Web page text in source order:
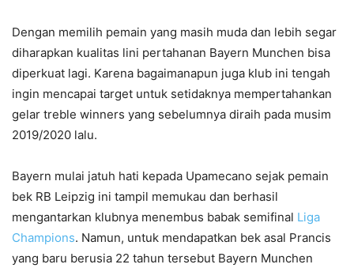
Dengan memilih pemain yang masih muda dan lebih segar
diharapkan kualitas lini pertahanan Bayern Munchen bisa
diperkuat lagi. Karena bagaimanapun juga klub ini tengah
ingin mencapai target untuk setidaknya mempertahankan
gelar treble winners yang sebelumnya diraih pada musim
2019/2020 lalu.
Bayern mulai jatuh hati kepada Upamecano sejak pemain
bek RB Leipzig ini tampil memukau dan berhasil
mengantarkan klubnya menembus babak semifinal Liga
Champions. Namun, untuk mendapatkan bek asal Prancis
yang baru berusia 22 tahun tersebut Bayern Munchen